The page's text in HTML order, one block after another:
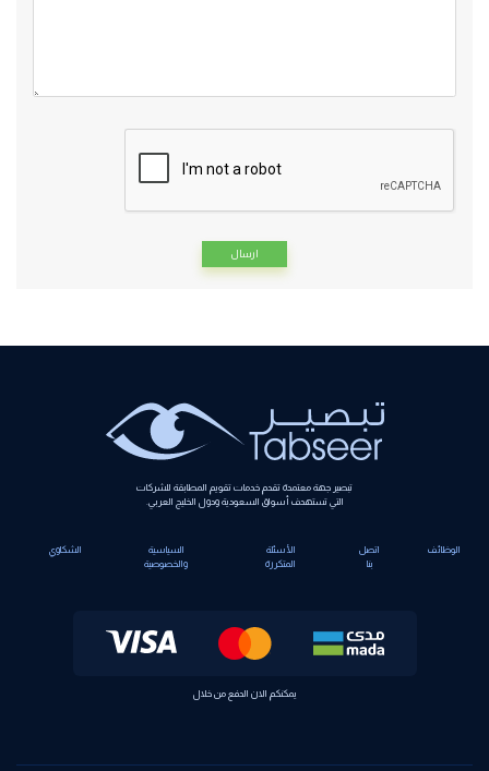
تبصير جهة معتمدة تقدم خدمات تقويم المطابقة للشركات
التي تستهدف أسواق السعودية ودول الخليج العربي.
الوظائف
اتصل
الأسئلة
المتكررة
السياسية
والخصوصية
الشكاوي
يمكنكم الان الدفع من خلال